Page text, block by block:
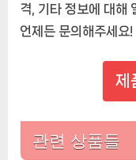
격, 기타 정보에 대해
언제든 문의해주세요!
제
관련 상품들